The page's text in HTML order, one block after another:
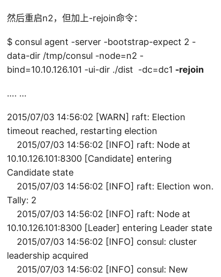
然后重启n2，但加上-rejoin命令：
$ consul agent -server -bootstrap-expect 2 -
data-dir /tmp/consul -node=n2 -
bind=10.10.126.101 -ui-dir ./dist -dc=dc1 -rejoin
…. …
2015/07/03 14:56:02 [WARN] raft: Election
timeout reached, restarting election
2015/07/03 14:56:02 [INFO] raft: Node at
10.10.126.101:8300 [Candidate] entering
Candidate state
2015/07/03 14:56:02 [INFO] raft: Election won.
Tally: 2
2015/07/03 14:56:02 [INFO] raft: Node at
10.10.126.101:8300 [Leader] entering Leader state
2015/07/03 14:56:02 [INFO] consul: cluster
leadership acquired
2015/07/03 14:56:02 [INFO] consul: New